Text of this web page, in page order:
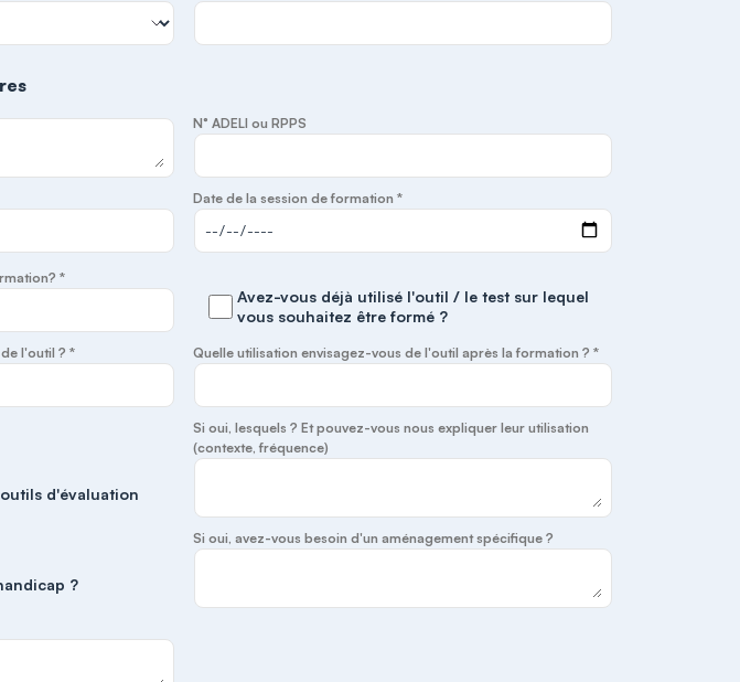
N° ADELI ou RPPS
Date de la session de formation *
*
Avez-vous déjà utilisé l'outil / le test sur lequel
vous souhaitez être formé ?
l'outil ? * Quelle utilisation envisagez-vous de l'outil après la formation ? *
d'évaluation
Si oui, lesquels ? Et pouvez-vous nous expliquer leur utilisation
(contexte, fréquence)
?
Si oui, avez-vous besoin d'un aménagement spécifique ?